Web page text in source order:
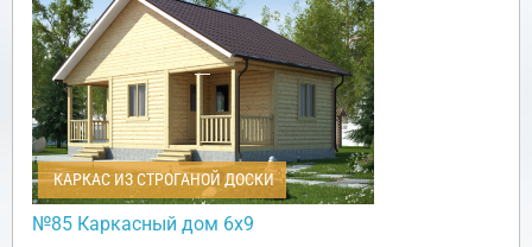
КАРКАС ИЗ СТРОГАНОЙ ДОСКИ
№85 Каркасный дом 6х9